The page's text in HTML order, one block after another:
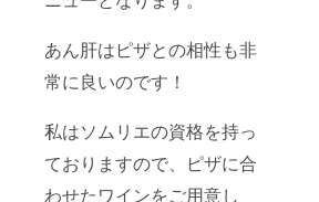
あん肝はピザとの相性も非
常に良いのです！
私はソムリエの資格を持っ
ておりますので、ピザに合
わせたワインをご用意し